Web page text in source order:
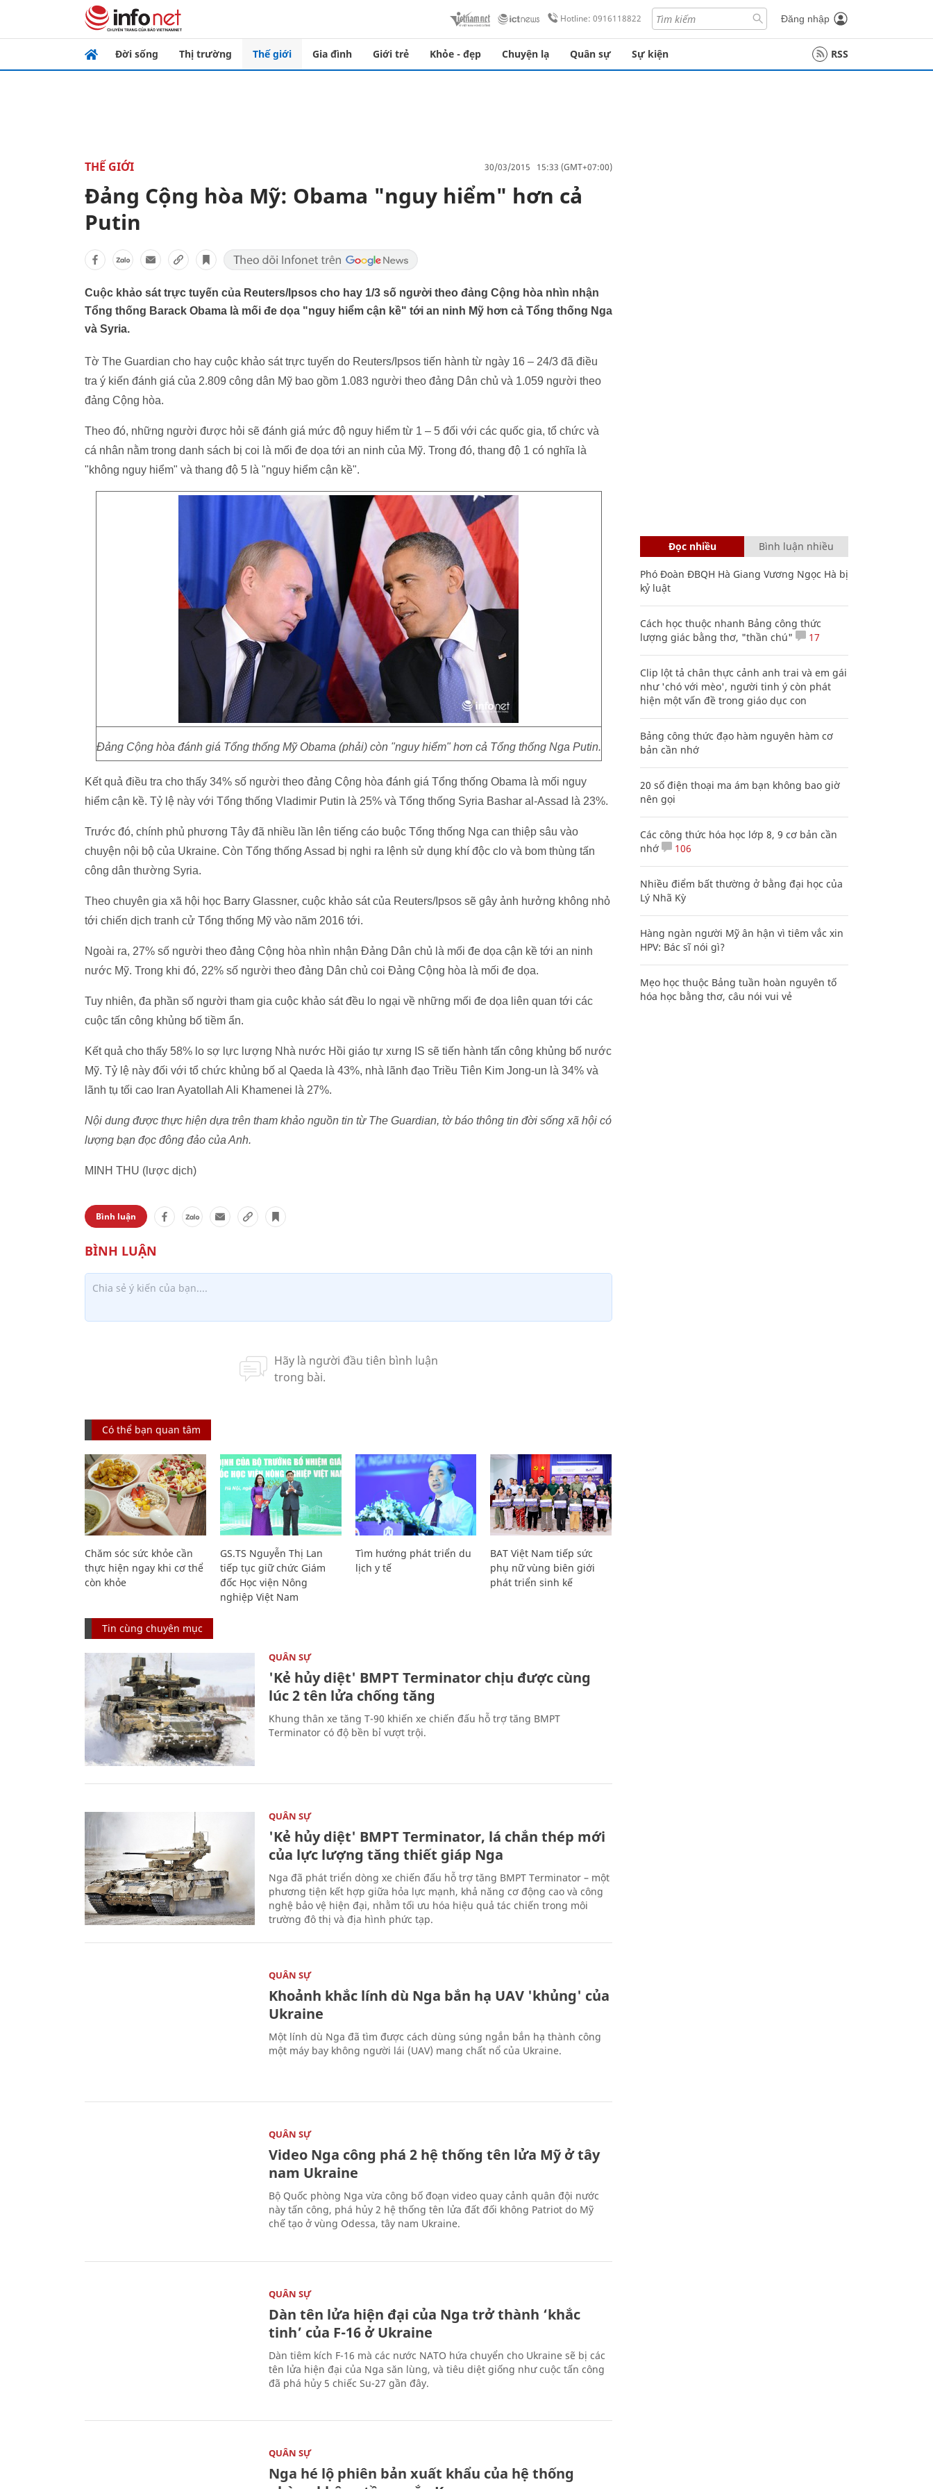
Hotline: 0916118822 Đăng nhập
Đời sống Thị trường Thế giới Gia đình Giới trẻ Khỏe - đẹp Chuyện lạ Quân sự Sự kiện RSS
THẾ GIỚI 30/03/2015 15:33 (GMT+07:00)
Đảng Cộng hòa Mỹ: Obama "nguy hiểm" hơn cả
Putin
Cuộc khảo sát trực tuyến của Reuters/Ipsos cho hay 1/3 số người theo đảng Cộng hòa nhìn nhận
Tổng thống Barack Obama là mối đe dọa "nguy hiểm cận kề" tới an ninh Mỹ hơn cả Tổng thống Nga
và Syria.
Tờ The Guardian cho hay cuộc khảo sát trực tuyến do Reuters/Ipsos tiến hành từ ngày 16 – 24/3 đã điều
tra ý kiến đánh giá của 2.809 công dân Mỹ bao gồm 1.083 người theo đảng Dân chủ và 1.059 người theo
đảng Cộng hòa.
Theo đó, những người được hỏi sẽ đánh giá mức độ nguy hiểm từ 1 – 5 đối với các quốc gia, tổ chức và
cá nhân nằm trong danh sách bị coi là mối đe dọa tới an ninh của Mỹ. Trong đó, thang độ 1 có nghĩa là
"không nguy hiểm" và thang độ 5 là "nguy hiểm cận kề".
Đảng Cộng hòa đánh giá Tổng thống Mỹ Obama (phải) còn "nguy hiểm" hơn cả Tổng thống Nga Putin.
Kết quả điều tra cho thấy 34% số người theo đảng Cộng hòa đánh giá Tổng thống Obama là mối nguy
hiểm cận kề. Tỷ lệ này với Tổng thống Vladimir Putin là 25% và Tổng thống Syria Bashar al-Assad là 23%.
Trước đó, chính phủ phương Tây đã nhiều lần lên tiếng cáo buộc Tổng thống Nga can thiệp sâu vào
chuyện nội bộ của Ukraine. Còn Tổng thống Assad bị nghi ra lệnh sử dụng khí độc clo và bom thùng tấn
công dân thường Syria.
Theo chuyên gia xã hội học Barry Glassner, cuộc khảo sát của Reuters/Ipsos sẽ gây ảnh hưởng không nhỏ
tới chiến dịch tranh cử Tổng thống Mỹ vào năm 2016 tới.
Ngoài ra, 27% số người theo đảng Cộng hòa nhìn nhận Đảng Dân chủ là mối đe dọa cận kề tới an ninh
nước Mỹ. Trong khi đó, 22% số người theo đảng Dân chủ coi Đảng Cộng hòa là mối đe dọa.
Tuy nhiên, đa phần số người tham gia cuộc khảo sát đều lo ngại về những mối đe dọa liên quan tới các
cuộc tấn công khủng bố tiềm ẩn.
Kết quả cho thấy 58% lo sợ lực lượng Nhà nước Hồi giáo tự xưng IS sẽ tiến hành tấn công khủng bố nước
Mỹ. Tỷ lệ này đối với tổ chức khủng bố al Qaeda là 43%, nhà lãnh đạo Triều Tiên Kim Jong-un là 34% và
lãnh tụ tối cao Iran Ayatollah Ali Khamenei là 27%.
Nội dung được thực hiện dựa trên tham khảo nguồn tin từ The Guardian, tờ báo thông tin đời sống xã hội có
lượng bạn đọc đông đảo của Anh.
MINH THU (lược dịch)
Bình luận
Có thể bạn quan tâm
Chăm sóc sức khỏe cần
thực hiện ngay khi cơ thể
còn khỏe
GS.TS Nguyễn Thị Lan
tiếp tục giữ chức Giám
đốc Học viện Nông
nghiệp Việt Nam
Tìm hướng phát triển du
lịch y tế
BAT Việt Nam tiếp sức
phụ nữ vùng biên giới
phát triển sinh kế
Tin cùng chuyên mục
QUÂN SỰ
'Kẻ hủy diệt' BMPT Terminator chịu được cùng
lúc 2 tên lửa chống tăng
Khung thân xe tăng T-90 khiến xe chiến đấu hỗ trợ tăng BMPT
Terminator có độ bền bỉ vượt trội.
QUÂN SỰ
'Kẻ hủy diệt' BMPT Terminator, lá chắn thép mới
của lực lượng tăng thiết giáp Nga
Nga đã phát triển dòng xe chiến đấu hỗ trợ tăng BMPT Terminator – một
phương tiện kết hợp giữa hỏa lực mạnh, khả năng cơ động cao và công
nghệ bảo vệ hiện đại, nhằm tối ưu hóa hiệu quả tác chiến trong môi
trường đô thị và địa hình phức tạp.
QUÂN SỰ
Khoảnh khắc lính dù Nga bắn hạ UAV 'khủng' của
Ukraine
Một lính dù Nga đã tìm được cách dùng súng ngắn bắn hạ thành công
một máy bay không người lái (UAV) mang chất nổ của Ukraine.
QUÂN SỰ
Video Nga công phá 2 hệ thống tên lửa Mỹ ở tây
nam Ukraine
Bộ Quốc phòng Nga vừa công bố đoạn video quay cảnh quân đội nước
này tấn công, phá hủy 2 hệ thống tên lửa đất đối không Patriot do Mỹ
chế tạo ở vùng Odessa, tây nam Ukraine.
QUÂN SỰ
Dàn tên lửa hiện đại của Nga trở thành ‘khắc
tinh’ của F-16 ở Ukraine
Dàn tiêm kích F-16 mà các nước NATO hứa chuyển cho Ukraine sẽ bị các
tên lửa hiện đại của Nga săn lùng, và tiêu diệt giống như cuộc tấn công
đã phá hủy 5 chiếc Su-27 gần đây.
QUÂN SỰ
Nga hé lộ phiên bản xuất khẩu của hệ thống
Đọc nhiều Bình luận nhiều
Phó Đoàn ĐBQH Hà Giang Vương Ngọc Hà bị
kỷ luật
Cách học thuộc nhanh Bảng công thức
lượng giác bằng thơ, "thần chú"
17
Clip lột tả chân thực cảnh anh trai và em gái
như 'chó với mèo', người tinh ý còn phát
hiện một vấn đề trong giáo dục con
Bảng công thức đạo hàm nguyên hàm cơ
bản cần nhớ
20 số điện thoại ma ám bạn không bao giờ
nên gọi
Các công thức hóa học lớp 8, 9 cơ bản cần
nhớ
106
Nhiều điểm bất thường ở bằng đại học của
Lý Nhã Kỳ
Hàng ngàn người Mỹ ân hận vì tiêm vắc xin
HPV: Bác sĩ nói gì?
Mẹo học thuộc Bảng tuần hoàn nguyên tố
hóa học bằng thơ, câu nói vui vẻ